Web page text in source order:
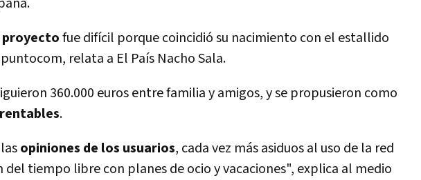
fue difí­cil porque coincidió su nacimiento con el estallido
relata a El Paí­s Nacho Sala.
360.000 euros entre familia y amigos, y se propusieron como
.
opiniones de los usuarios, cada vez más asiduos al uso de la red
del tiempo libre con planes de ocio y vacaciones", explica al medio